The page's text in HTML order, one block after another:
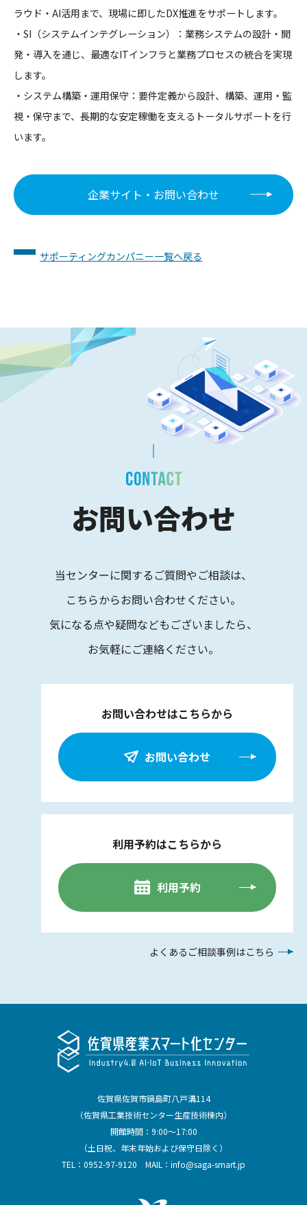
ラウド・AI活用まで、現場に即したDX推進をサポートします。
・SI（システムインテグレーション）：業務システムの設計・開
発・導入を通じ、最適なITインフラと業務プロセスの統合を実現
します。
・システム構築・運用保守：要件定義から設計、構築、運用・監
視・保守まで、長期的な安定稼働を支えるトータルサポートを行
います。
企業サイト・お問い合わせ
サポーティングカンパニー一覧へ戻る
お問い合わせ
当センターに関するご質問やご相談は、
こちらからお問い合わせください。
気になる点や疑問などもございましたら、
お気軽にご連絡ください。
お問い合わせはこちらから
お問い合わせ
利用予約はこちらから
利用予約
よくあるご相談事例はこちら
佐賀県佐賀市鍋島町八戸溝114
（佐賀県工業技術センター生産技術棟内）
開館時間：9:00～17:00
（土日祝、年末年始および保守日除く）
TEL： 0952-97-9120 MAIL： info@saga-smart.jp